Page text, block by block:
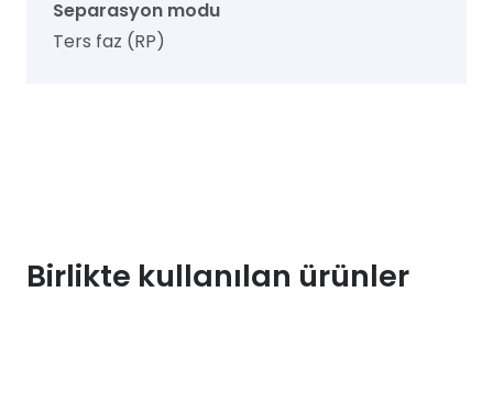
Separasyon modu
Ters faz (RP)
Birlikte kullanılan ürünler